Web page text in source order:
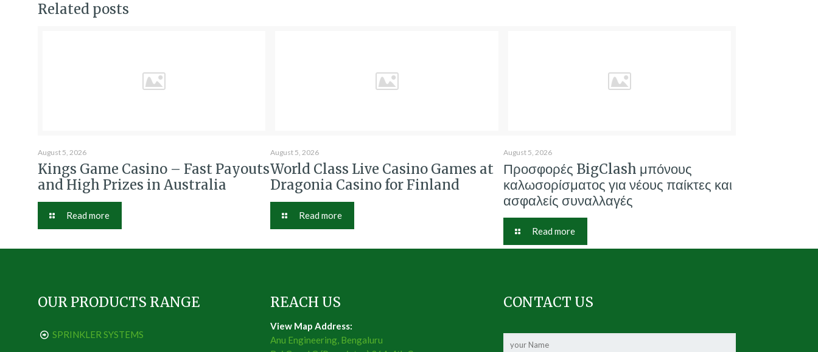
Related posts
August 5, 2026
Kings Game Casino – Fast Payouts
and High Prizes in Australia
Read more
August 5, 2026
World Class Live Casino Games at
Dragonia Casino for Finland
Read more
August 5, 2026
Προσφορές BigClash μπόνους
καλωσορίσματος για νέους παίκτες και
ασφαλείς συναλλαγές
Read more
OUR PRODUCTS RANGE
SPRINKLER SYSTEMS
REACH US
View Map Address:
Anu Engineering, Bengaluru
CONTACT US